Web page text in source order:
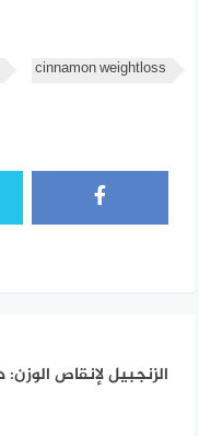
cinnamon weightloss
الزنجبيل لإنقاص